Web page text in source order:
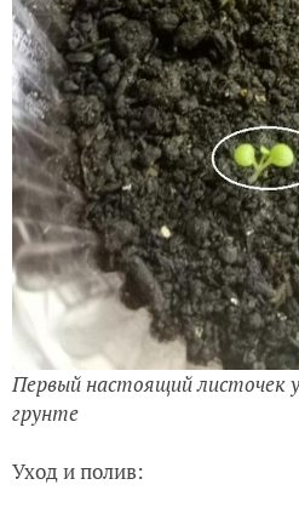
Первый настоящий листочек
грунте
Уход и полив: